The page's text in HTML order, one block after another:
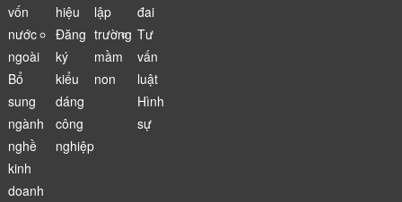
vốn
nước
ngoài
Bổ
sung
ngành
nghề
kinh
doanh
hiệu
Đăng
ký
kiểu
dáng
công
nghiệp
lập
trường
mầm
non
đai
Tư
vấn
luật
Hình
sự